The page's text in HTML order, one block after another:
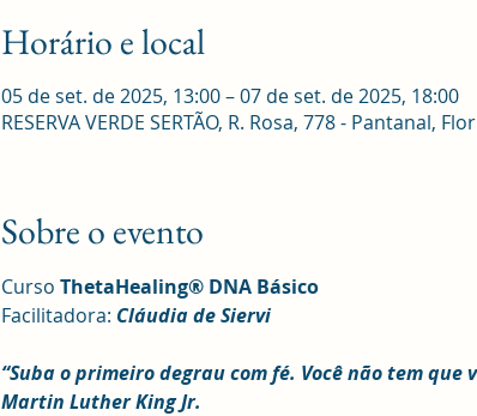
Horário e local
05 de set. de 2025, 13:00 – 07 de set. de 2025, 18:00
RESERVA VERDE SERTÃO, R. Rosa, 778 - Pantanal,
Sobre o evento
Curso ThetaHealing® DNA Básico
Facilitadora: Cláudia de Siervi
“Suba o primeiro degrau com fé. Você não tem
Martin Luther King Jr.